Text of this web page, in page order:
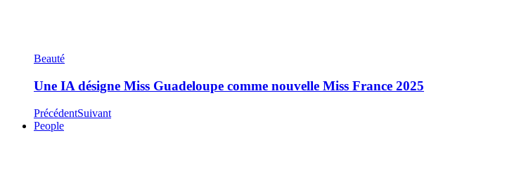
Beauté
Une IA désigne Miss Guadeloupe comme nouvelle Miss France 2025
PrécédentSuivant
People